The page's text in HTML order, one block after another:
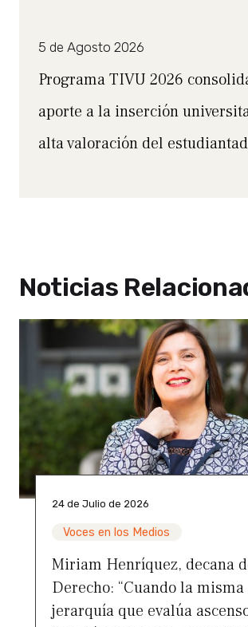
5 de Agosto 2026
Programa TIVU 2026
aporte a la inserción
alta valoración del
Noticias
24 de Julio de 2026
Voces en los Medios
Miriam Henríquez, decana
Derecho: “Cuando la misma
jerarquía que evalúa